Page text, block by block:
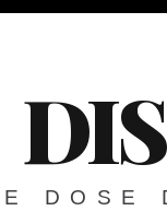
DOSE